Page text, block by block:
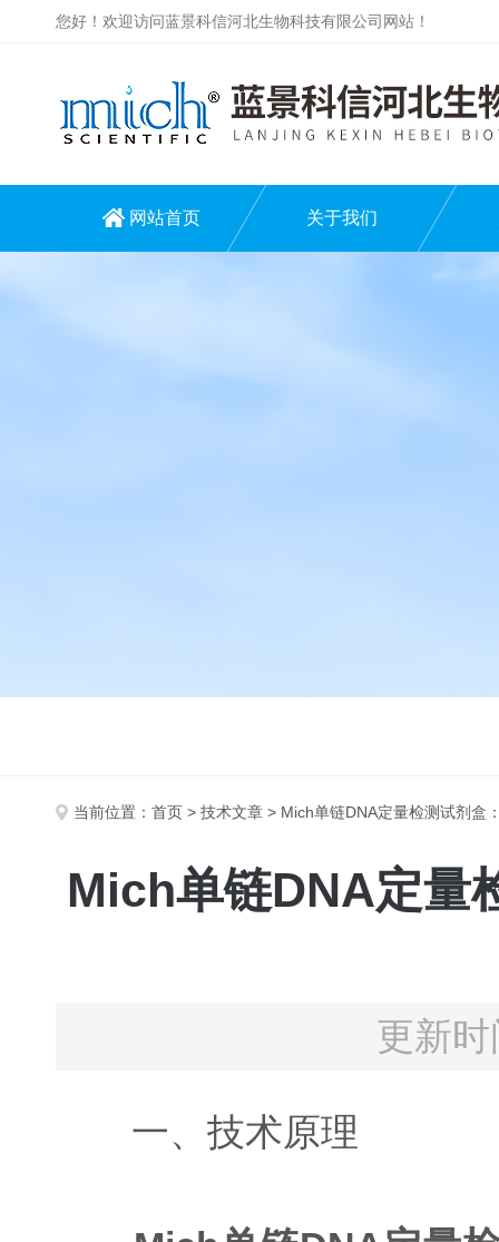
您好！欢迎访问蓝景科信河北生物科技有限公司网站！
网站首页 关于我们
当前位置： 首页 > 技术文章 > Mich单链DNA定量检测试剂盒
Mich单链DNA定量
更新
一、技术原理